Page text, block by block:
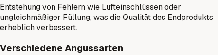
Entstehung von Fehlern wie Lufteinschlüssen oder
ungleichmäßiger Füllung, was die Qualität des Endprodukts
erheblich verbessert.
Verschiedene Angussarten